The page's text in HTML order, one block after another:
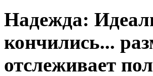
Надежда:
кончились...
отслеживает